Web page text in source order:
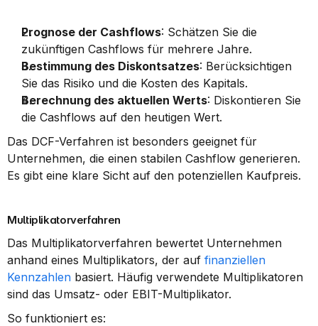
Prognose der Cashflows: Schätzen Sie die
zukünftigen Cashflows für mehrere Jahre.
Bestimmung des Diskontsatzes: Berücksichtigen
Sie das Risiko und die Kosten des Kapitals.
Berechnung des aktuellen Werts: Diskontieren Sie
die Cashflows auf den heutigen Wert.
Das DCF-Verfahren ist besonders geeignet für
Unternehmen, die einen stabilen Cashflow generieren.
Es gibt eine klare Sicht auf den potenziellen Kaufpreis.
Multiplikatorverfahren
Das Multiplikatorverfahren bewertet Unternehmen
anhand eines Multiplikators, der auf finanziellen
Kennzahlen basiert. Häufig verwendete Multiplikatoren
sind das Umsatz- oder EBIT-Multiplikator.
So funktioniert es: